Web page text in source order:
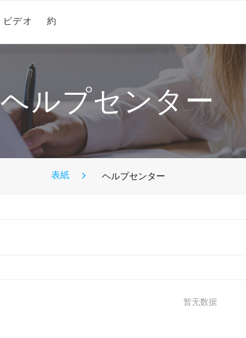
ビデオ 約
ヘルプセンター
表紙 ヘルプセンター
暂无数据